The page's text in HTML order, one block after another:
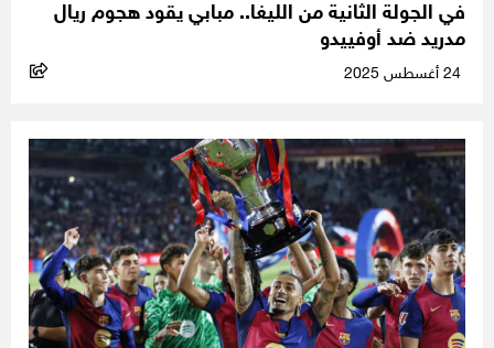
في الجولة الثانية من الليغا.. مبابي يقود هجوم ريال
مدريد ضد أوفييدو